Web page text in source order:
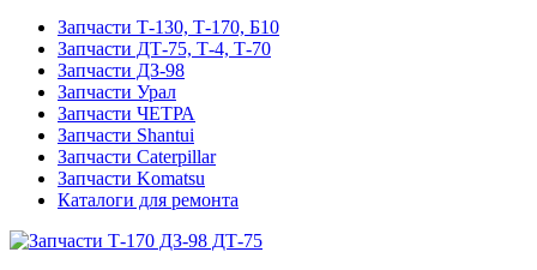
Запчасти Т-130, Т-170, Б10
Запчасти ДТ-75, Т-4, Т-70
Запчасти ДЗ-98
Запчасти Урал
Запчасти ЧЕТРА
Запчасти Shantui
Запчасти Caterpillar
Запчасти Komatsu
Каталоги для ремонта